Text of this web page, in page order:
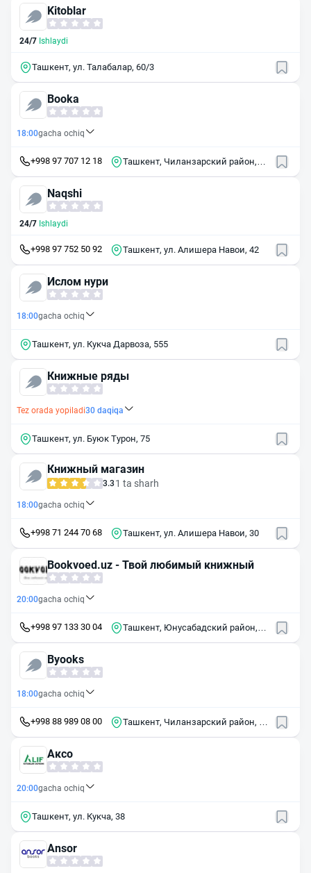
Kitoblar
24/7 Ishlaydi
Ташкент, ул. Талабалар, 60/3
Booka
18:00gacha ochiq
+998 97 707 12 18
Ташкент, Чиланзарский район,
Naqshi
24/7 Ishlaydi
+998 97 752 50 92 Ташкент, ул. Алишера Навои, 42
Ислом нури
18:00gacha ochiq
Ташкент, ул. Кукча Дарвоза, 555
Книжные ряды
Tez orada yopiladi30 daqiqa
Ташкент, ул. Буюк Турон, 75
Книжный магазин
3.3 1 ta sharh
18:00gacha ochiq
+998 71 244 70 68 Ташкент, ул. Алишера Навои, 30
Bookvoed.uz - Твой любимый книжный
20:00gacha ochiq
+998 97 133 30 04
Ташкент, Юнусабадский район,
Byooks
18:00gacha ochiq
+998 88 989 08 00
Ташкент, Чиланзарский район, 3-
Аксо
20:00gacha ochiq
Ташкент, ул. Кукча, 38
Ansor